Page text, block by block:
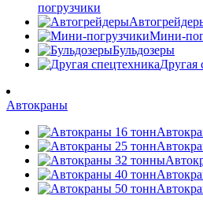
погрузчики
Мини-
Бульдозеры
Другая
Автокраны